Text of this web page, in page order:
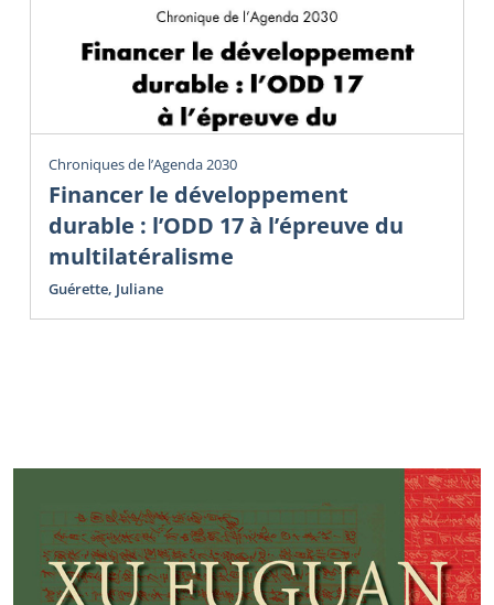
Chroniques de l’Agenda 2030
Financer le développement
durable : l’ODD 17 à l’épreuve du
multilatéralisme
Guérette, Juliane